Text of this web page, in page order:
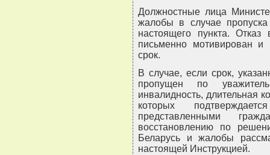
Должностные лица
жалобы в случае пропуска
настоящего пункта.
письменно мотивирован и
срок.
В случае, если срок,
пропущен по
инвалидность, длительная
которых
представленными
восстановлению по
Беларусь и жалобы
настоящей Инструкцией.